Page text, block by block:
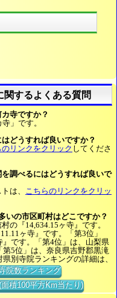
するよくある質問
寺ですか？
」です。
どうすれば良いですか？
のリンクをクリック してくださ
調べるにはどうすれば良いで
は、 こちらのリンクをクリッ
いの市区町村はどこですか？
の『14,634.15ヶ寺』です。
ヶ寺』です。「第3位」
です。「第4位」は、山梨県
5位」は、奈良県吉野郡黒滝
別寺院ランキングの詳細は、
院数ランキング
積100平方Km当たり)